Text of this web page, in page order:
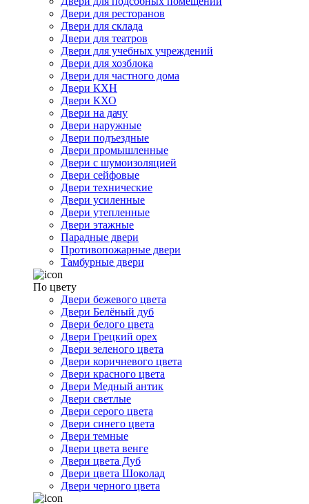
Двери для ресторанов
Двери для склада
Двери для театров
Двери для учебных учреждений
Двери для хозблока
Двери для частного дома
Двери КХН
Двери КХО
Двери на дачу
Двери наружные
Двери подъездные
Двери промышленные
Двери с шумоизоляцией
Двери сейфовые
Двери технические
Двери усиленные
Двери утепленные
Двери этажные
Парадные двери
Противопожарные двери
Тамбурные двери
По цвету
Двери бежевого цвета
Двери Белёный дуб
Двери белого цвета
Двери Грецкий орех
Двери зеленого цвета
Двери коричневого цвета
Двери красного цвета
Двери Медный антик
Двери светлые
Двери серого цвета
Двери синего цвета
Двери темные
Двери цвета венге
Двери цвета Дуб
Двери цвета Шоколад
Двери черного цвета